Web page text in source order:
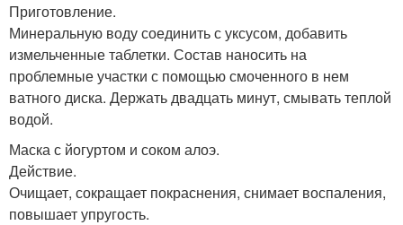
Приготовление.
Минеральную воду соединить с уксусом, добавить
измельченные таблетки. Состав наносить на
проблемные участки с помощью смоченного в нем
ватного диска. Держать двадцать минут, смывать теплой
водой.
Маска с йогуртом и соком алоэ.
Действие.
Очищает, сокращает покраснения, снимает воспаления,
повышает упругость.